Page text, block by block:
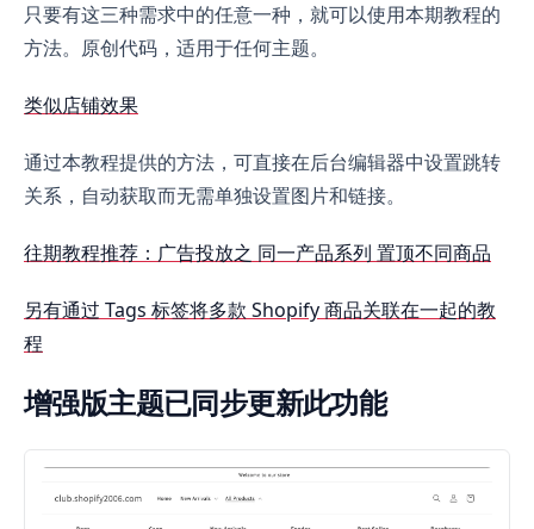
只要有这三种需求中的任意一种，就可以使用本期教程的
方法。原创代码，适用于任何主题。
类似店铺效果
通过本教程提供的方法，可直接在后台编辑器中设置跳转
关系，自动获取而无需单独设置图片和链接。
往期教程推荐：广告投放之 同一产品系列 置顶不同商品
另有通过 Tags 标签将多款 Shopify 商品关联在一起的教
程
增强版主题已同步更新此功能